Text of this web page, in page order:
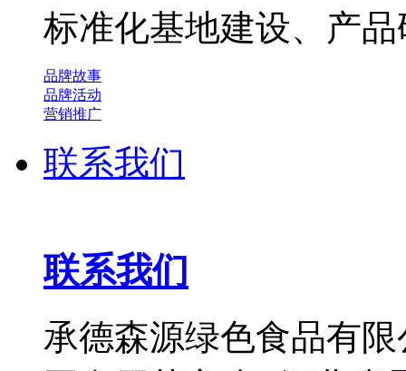
标准化基地建设、产
品牌故事
品牌活动
营销推广
联系我们
联系我们
承德森源绿色食品有